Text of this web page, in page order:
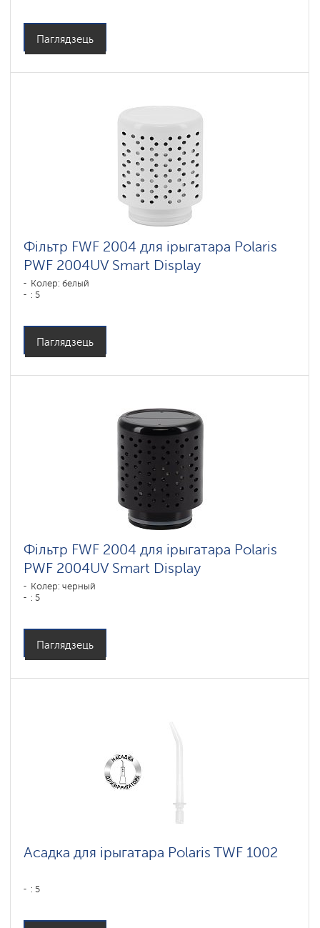
Паглядзець
Фільтр FWF 2004 для ірыгатара Polaris
PWF 2004UV Smart Display
Колер: белый
: 5
Паглядзець
Фільтр FWF 2004 для ірыгатара Polaris
PWF 2004UV Smart Display
Колер: черный
: 5
Паглядзець
Асадка для ірыгатара Polaris TWF 1002
: 5